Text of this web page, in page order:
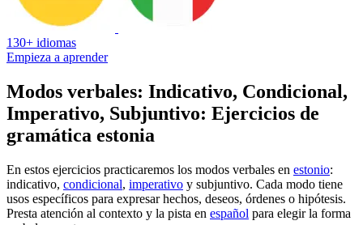
130+ idiomas
Empieza a aprender
Modos verbales: Indicativo, Condicional,
Imperativo, Subjuntivo: Ejercicios de
gramática estonia
En estos ejercicios practicaremos los modos verbales en estonio:
indicativo, condicional, imperativo y subjuntivo. Cada modo tiene
usos específicos para expresar hechos, deseos, órdenes o hipótesis.
Presta atención al contexto y la pista en español para elegir la forma